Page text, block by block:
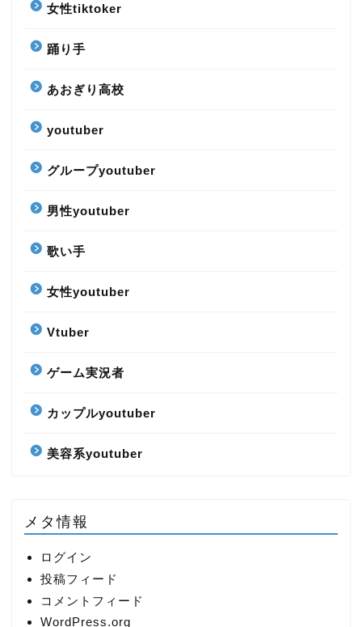
女性tiktoker
踊り手
あおぎり高校
youtuber
グループyoutuber
男性youtuber
歌い手
女性youtuber
Vtuber
ゲーム実況者
カップルyoutuber
美容系youtuber
メタ情報
ログイン
投稿フィード
コメントフィード
WordPress.org